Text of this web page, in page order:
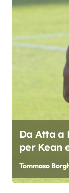
Da Atta a
per Kean
oscar del
Tommaso